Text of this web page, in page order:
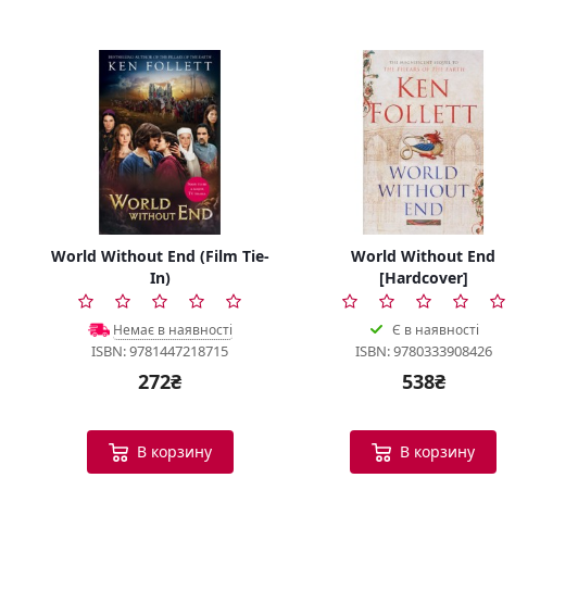
World Without End (Film Tie-
In)
Немає в наявності
ISBN: 9781447218715
272₴
В корзину
World Without End
[Hardcover]
Є в наявності
ISBN: 9780333908426
538₴
В корзину